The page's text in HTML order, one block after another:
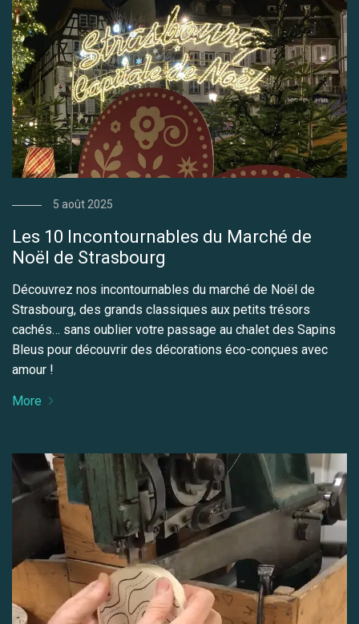
5 août 2025
Les 10 Incontournables du Marché de
Noël de Strasbourg
Découvrez nos incontournables du marché de Noël de
Strasbourg, des grands classiques aux petits trésors
cachés… sans oublier votre passage au chalet des Sapins
Bleus pour découvrir des décorations éco-conçues avec
amour !
More